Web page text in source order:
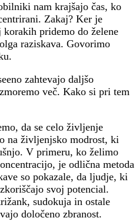
nam krajšajo čas, ko
Zakaj? Ker je
pridemo do želene
raziskava. Govorimo
zahtevajo daljšo
več. Kako si pri tem
da se celo življenje
na življenjsko modrost, ki
V primeru, ko želimo
je odlična metoda
so pokazale, da ljudje, ki
svoj potencial.
sudokuja in ostale
določeno zbranost.